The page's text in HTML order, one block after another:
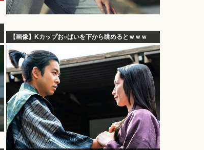
【画像】Kカップお○ぱいを下から眺めるとｗｗｗ